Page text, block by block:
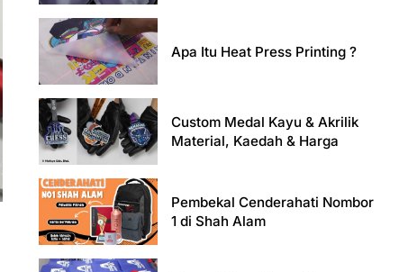
Apa Itu Heat Press Printing ?
Custom Medal Kayu & Akrilik
Material, Kaedah & Harga
Pembekal Cenderahati Nombor
1 di Shah Alam